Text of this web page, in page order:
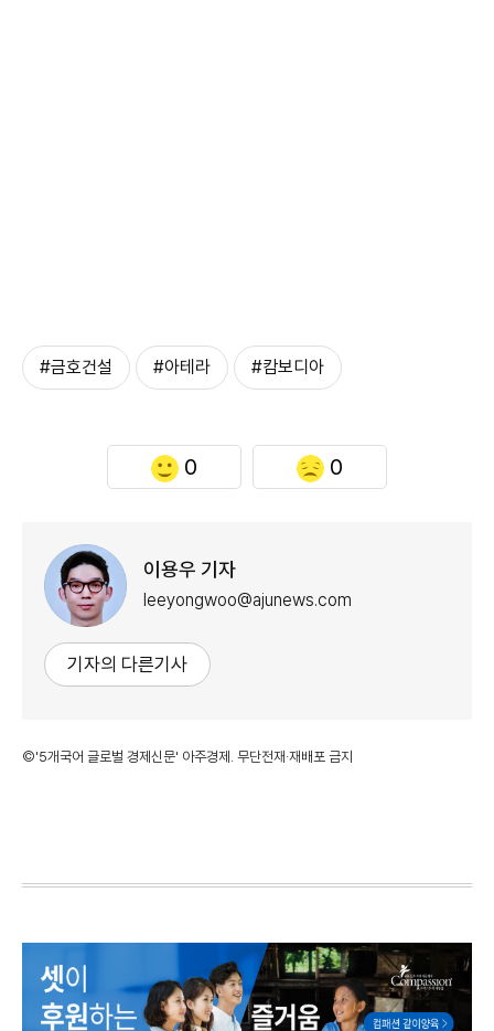
#금호건설 #아테라 #캄보디아
0 0
이용우 기자
leeyongwoo@ajunews.com
기자의 다른기사
©'5개국어 글로벌 경제신문' 아주경제. 무단전재·재배포 금지